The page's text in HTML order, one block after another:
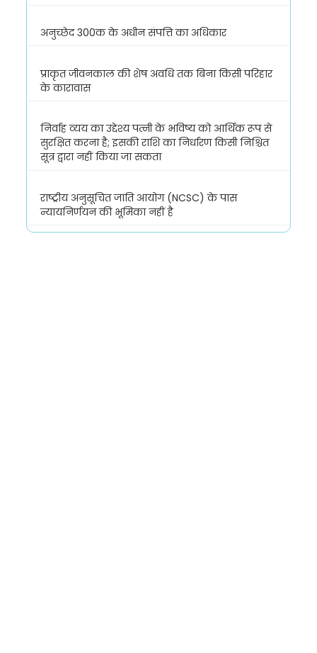
अनुच्छेद 300क के अधीन संपत्ति का अधिकार
प्राकृत जीवनकाल की शेष अवधि तक बिना किसी परिहार
के कारावास
निर्वाह व्यय का उद्देश्य पत्नी के भविष्य को आर्थिक रूप से
सुरक्षित करना है; इसकी राशि का निर्धारण किसी निश्चित
सूत्र द्वारा नहीं किया जा सकता
राष्ट्रीय अनुसूचित जाति आयोग (NCSC) के पास
न्यायनिर्णयन की भूमिका नहीं है